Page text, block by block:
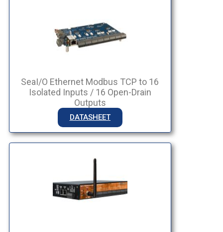
SeaI/O Ethernet Modbus TCP to 16
Isolated Inputs / 16 Open-Drain
Outputs
DATASHEET